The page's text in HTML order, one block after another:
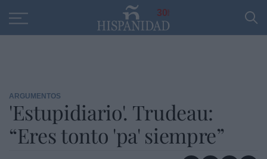
30
ARGUMENTOS
'Estupidiario'. Trudeau:
“Eres tonto 'pa' siempre”